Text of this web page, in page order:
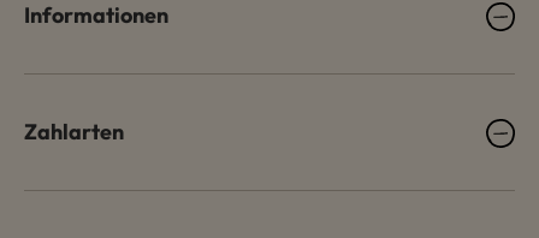
Informationen
Zahlarten